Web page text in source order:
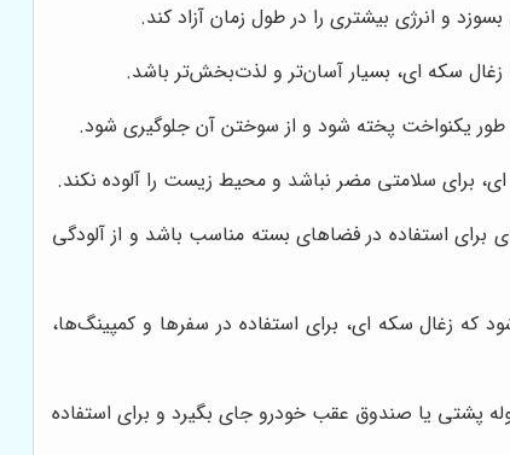
و انرژی بیشتری را در طول زمان آزاد کند.
سکه ای، بسیار آسان‌تر و لذت‌بخش‌تر باشد.
یکنواخت پخته شود و از سوختن آن جلوگیری شود.
برای سلامتی مضر نباشد و محیط زیست را آلوده نکند.
برای استفاده در فضاهای بسته مناسب باشد و از آلودگی
زغال سکه ای، برای استفاده در سفرها و کمپینگ‌ها،
یا صندوق عقب خودرو جای بگیرد و برای استفاده